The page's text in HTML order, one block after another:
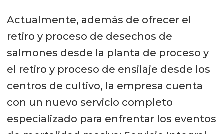
Actualmente, además de ofrecer el
retiro y proceso de desechos de
salmones desde la planta de proceso y
el retiro y proceso de ensilaje desde los
centros de cultivo, la empresa cuenta
con un nuevo servicio completo
especializado para enfrentar los eventos